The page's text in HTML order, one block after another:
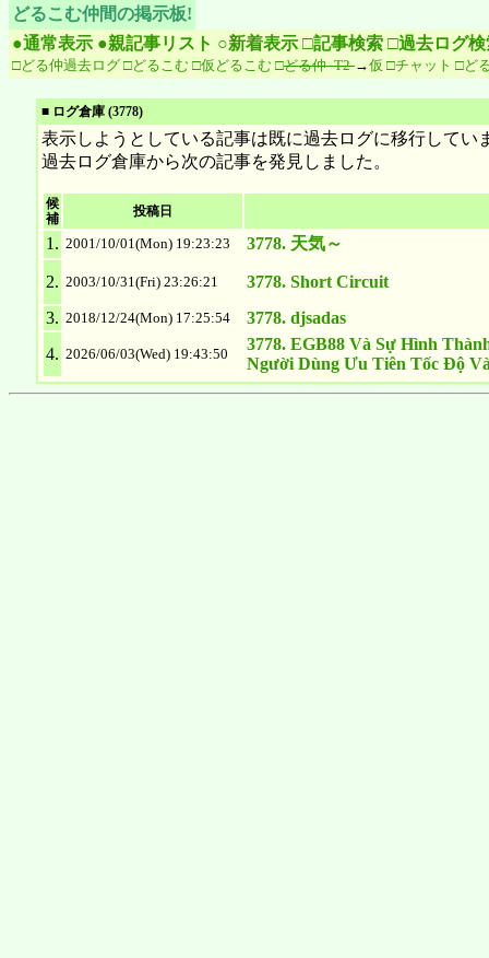
どるこむ仲間の掲示板!
●通常表示 ●親記事リスト ○新着表示 □記事検索 □過去ログ検
□どる仲過去ログ □どるこむ □仮どるこむ □どる仲 -T2-→仮 □チャット □ど
■ ログ倉庫 (3778)
表示しようとしている記事は既に過去ログに移行してい
過去ログ倉庫から次の記事を発見しました。
候
補
投稿日
1. 2001/10/01(Mon) 19:23:23 3778. 天気～
2. 2003/10/31(Fri) 23:26:21
3778. Short Circuit
3. 2018/12/24(Mon) 17:25:54
3778. djsadas
4. 2026/06/03(Wed) 19:43:50
3778. EGB88 Và Sự Hình
Người Dùng Ưu Tiên Tốc Độ